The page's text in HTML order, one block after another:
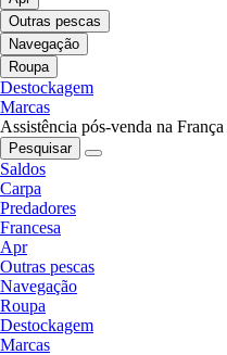
Outras pescas
Navegação
Roupa
Destockagem
Marcas
Assistência pós-venda na França
Pesquisar
Saldos
Carpa
Predadores
Francesa
Apr
Outras pescas
Navegação
Roupa
Destockagem
Marcas